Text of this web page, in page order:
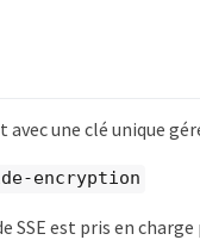
avec une clé unique
encryption
SSE est pris en